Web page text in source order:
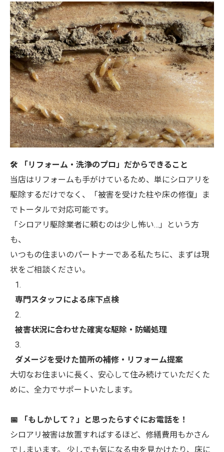
🛠️ 「リフォーム・洗浄のプロ」だからできること
当店はリフォームも手がけているため、単にシロアリを
駆除するだけでなく、「被害を受けた柱や床の修復」ま
でトータルで対応可能です。
「シロアリ駆除業者に頼むのは少し怖い…」という方
も、
いつもの住まいのパートナーである私たちに、まずは現
状をご相談ください。
専門スタッフによる床下点検
被害状況に合わせた確実な駆除・防蟻処理
ダメージを受けた箇所の補修・リフォーム提案
大切なお住まいに長く、安心して住み続けていただくた
めに、全力でサポートいたします。
📅 「もしかして？」と思ったらすぐにお電話を！
シロアリ被害は放置すればするほど、修繕費用もかさん
でしまいます。 少しでも気になる虫を見かけたり、床に